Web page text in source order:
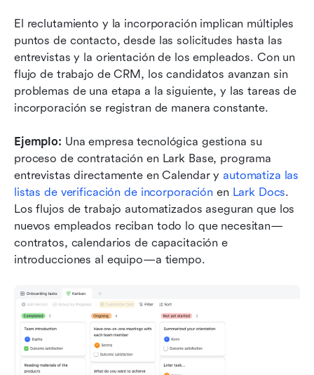
El reclutamiento y la incorporación implican múltiples
puntos de contacto, desde las solicitudes hasta las
entrevistas y la orientación de los empleados. Con un
flujo de trabajo de CRM, los candidatos avanzan sin
problemas de una etapa a la siguiente, y las tareas de
incorporación se registran de manera constante.
Ejemplo: Una empresa tecnológica gestiona su
proceso de contratación en Lark Base, programa
entrevistas directamente en Calendar y automatiza las
listas de verificación de incorporación en Lark Docs.
Los flujos de trabajo automatizados aseguran que los
nuevos empleados reciban todo lo que necesitan—
contratos, calendarios de capacitación e
introducciones al equipo—a tiempo.